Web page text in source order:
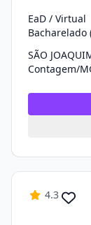
EaD / Virtual
Bacharelado
SÃO
Contagem/
4.3